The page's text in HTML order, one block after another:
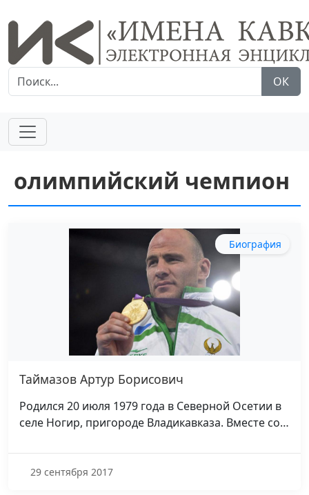
ОК
олимпийский чемпион
Биография
Таймазов Артур Борисович
Родился 20 июля 1979 года в Северной Осетии в
селе Ногир, пригороде Владикавказа. Вместе со…
29 сентября 2017